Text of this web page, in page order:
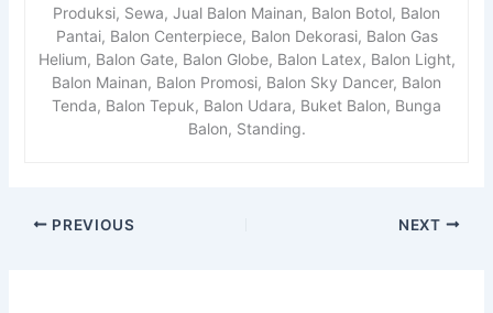
Produksi, Sewa, Jual Balon Mainan, Balon Botol, Balon
Pantai, Balon Centerpiece, Balon Dekorasi, Balon Gas
Helium, Balon Gate, Balon Globe, Balon Latex, Balon Light,
Balon Mainan, Balon Promosi, Balon Sky Dancer, Balon
Tenda, Balon Tepuk, Balon Udara, Buket Balon, Bunga
Balon, Standing.
PREVIOUS NEXT